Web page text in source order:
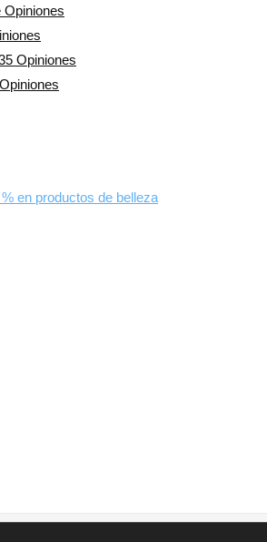
Opiniones
Opiniones
en productos de belleza